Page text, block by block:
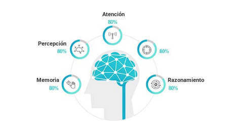
Memoria
Percepción
Atención
Razonamiento